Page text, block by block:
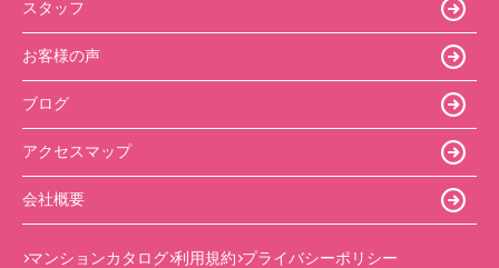
スタッフ
お客様の声
ブログ
アクセスマップ
会社概要
マンションカタログ 利用規約 プライバシーポリシー